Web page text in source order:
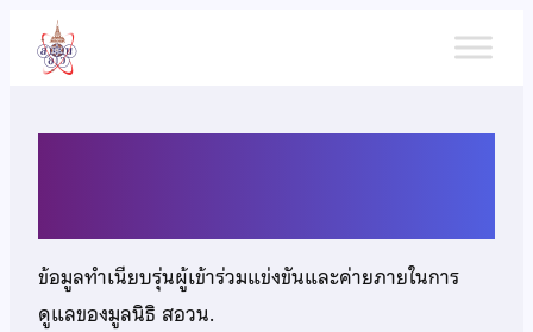
เนื้อหา
ข้อมูลทำเนียบรุ่นผู้เข้าร่วมแข่งขันและค่ายภายในการ
ดูแลของมูลนิธิ สอวน.